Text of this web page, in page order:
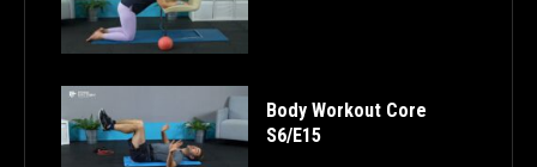
Body Workout Core
S6/E15